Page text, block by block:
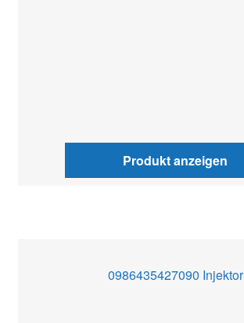
Produkt anzeigen
0986435427090 Injektor